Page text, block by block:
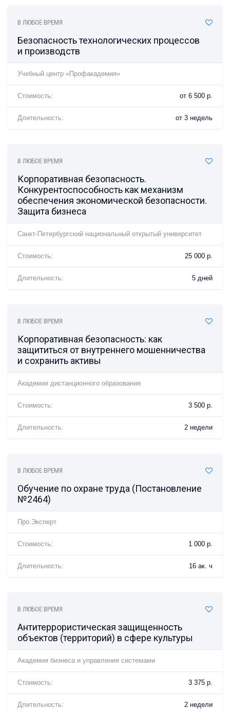
В ЛЮБОЕ ВРЕМЯ
Безопасность технологических процессов
и производств
Учебный центр «Профакадемия»
Стоимость: от 6 500 р.
Длительность: от 3 недель
В ЛЮБОЕ ВРЕМЯ
Корпоративная безопасность.
Конкурентоспособность как механизм
обеспечения экономической безопасности.
Защита бизнеса
Санкт-Петербургский национальный открытый университет
Стоимость: 25 000 р.
Длительность: 5 дней
В ЛЮБОЕ ВРЕМЯ
Корпоративная безопасность: как
защититься от внутреннего мошенничества
и сохранить активы
Академия дистанционного образования
Стоимость: 3 500 р.
Длительность: 2 недели
В ЛЮБОЕ ВРЕМЯ
Обучение по охране труда (Постановление
№2464)
Про.Эксперт
Стоимость: 1 000 р.
Длительность: 16 ак. ч
В ЛЮБОЕ ВРЕМЯ
Антитеррористическая защищенность
объектов (территорий) в сфере культуры
Академия бизнеса и управления системами
Стоимость: 3 375 р.
Длительность: 2 недели